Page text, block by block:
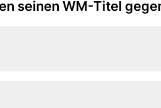
seinen WM-Titel